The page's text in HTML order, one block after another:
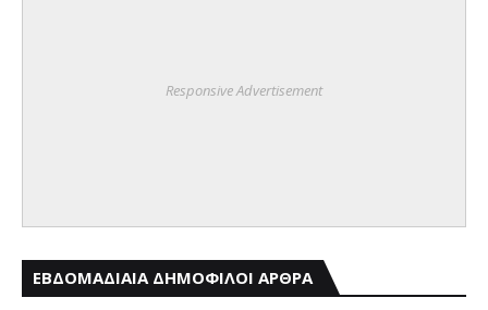
Responsive Advertisement
ΕΒΔΟΜΑΔΙΑΙΑ ΔΗΜΟΦΙΛΟΙ ΑΡΘΡΑ